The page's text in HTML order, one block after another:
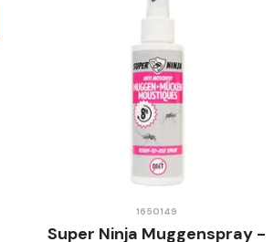
1650149
Super Ninja Muggenspray -